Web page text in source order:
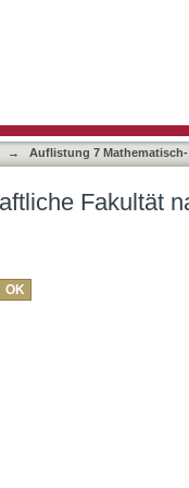
→
Auflistung 7 Mathematisch-
Fakultät